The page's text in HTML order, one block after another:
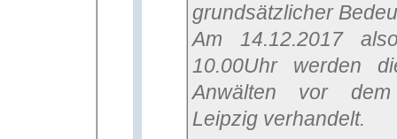
grundsätzlicher
Am 14.12.2017
10.00Uhr werden
Anwälten vor dem
Leipzig verhandelt.